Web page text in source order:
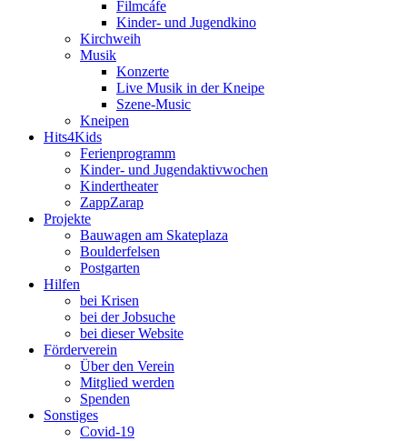
Filmcáfe
Kinder- und Jugendkino
Kirchweih
Musik
Konzerte
Live Musik in der Kneipe
Szene-Music
Kneipen
Hits4Kids
Ferienprogramm
Kinder- und Jugendaktivwochen
Kindertheater
ZappZarap
Projekte
Bauwagen am Skateplaza
Boulderfelsen
Postgarten
Hilfen
bei Krisen
bei der Jobsuche
bei dieser Website
Förderverein
Über den Verein
Mitglied werden
Spenden
Sonstiges
Covid-19